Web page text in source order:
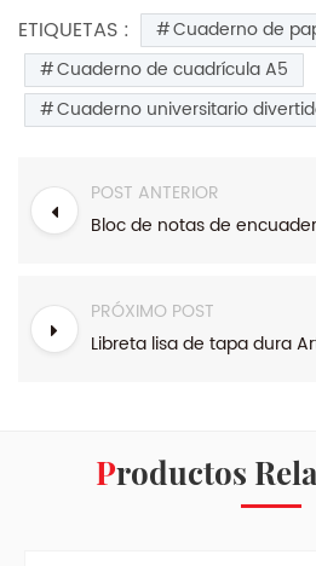
ETIQUETAS :
Cuaderno de
Cuaderno de cuadrícula A5
Cuaderno universitario
POST ANTERIOR
PRÓXIMO POST
Productos